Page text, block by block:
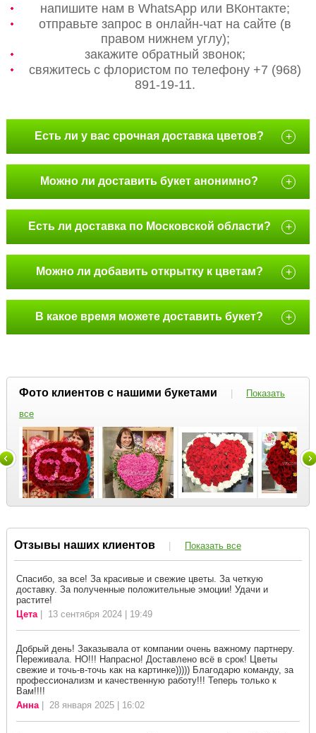
напишите нам в WhatsApp или ВКонтакте;
отправьте запрос в онлайн-чат на сайте (в
правом нижнем углу);
закажите обратный звонок;
свяжитесь с флористом по телефону +7 (968)
891-19-11.
Есть ли у вас срочная доставка цветов? +
Можно ли доставить букет анонимно? +
Есть ли доставка по Московской области? +
Можно ли добавить открытку к цветам? +
В какое время можете доставить букет? +
Фото клиентов с нашими букетами |
Показать
все
Отзывы наших клиентов | Показать все
Спасибо, за все! За красивые и свежие цветы. За четкую
доставку. За полученные положительные эмоции! Удачи и
растите!
Цета| 13 сентября 2024 | 19:49
Добрый день! Заказывала от компании очень важному партнеру.
Переживала. НО!!! Напрасно! Доставлено всё в срок! Цветы
свежие и точь-в-точь как на картинке))))) Благодарю команду, за
профессионализм и качественную работу!!! Теперь только к
Вам!!!!
Анна| 28 января 2025 | 16:02